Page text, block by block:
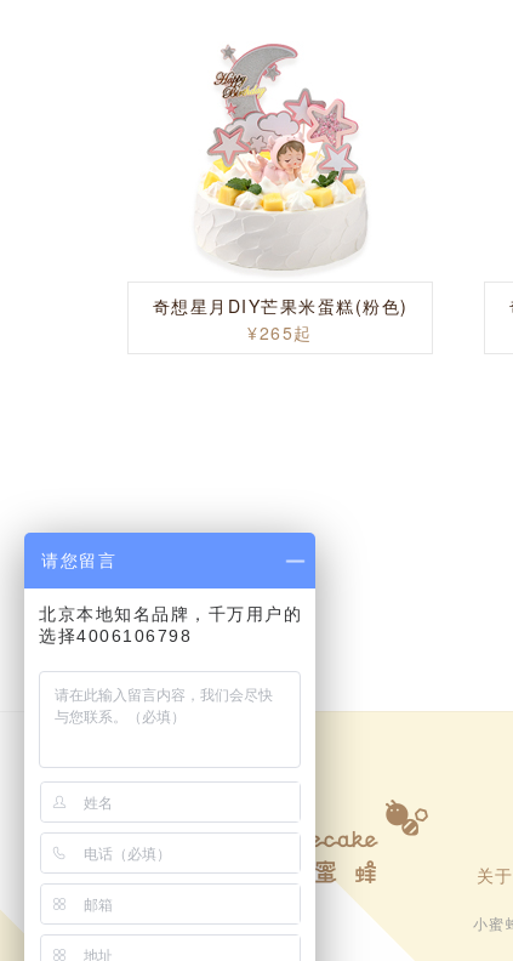
奇想星月DIY芒果米蛋糕(粉色)
¥265起
关
小蜜
请您留言
北京本地知名品牌，千万用户的
选择4006106798